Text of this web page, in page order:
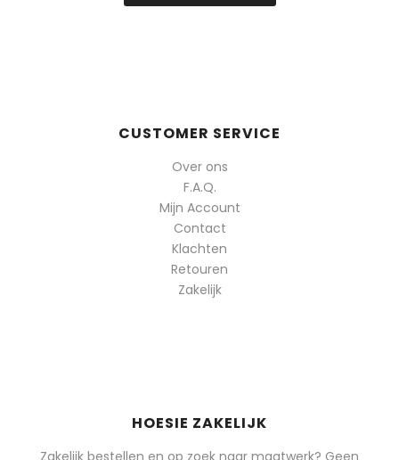
CUSTOMER SERVICE
Over ons
F.A.Q.
Mijn Account
Contact
Klachten
Retouren
Zakelijk
HOESIE ZAKELIJK